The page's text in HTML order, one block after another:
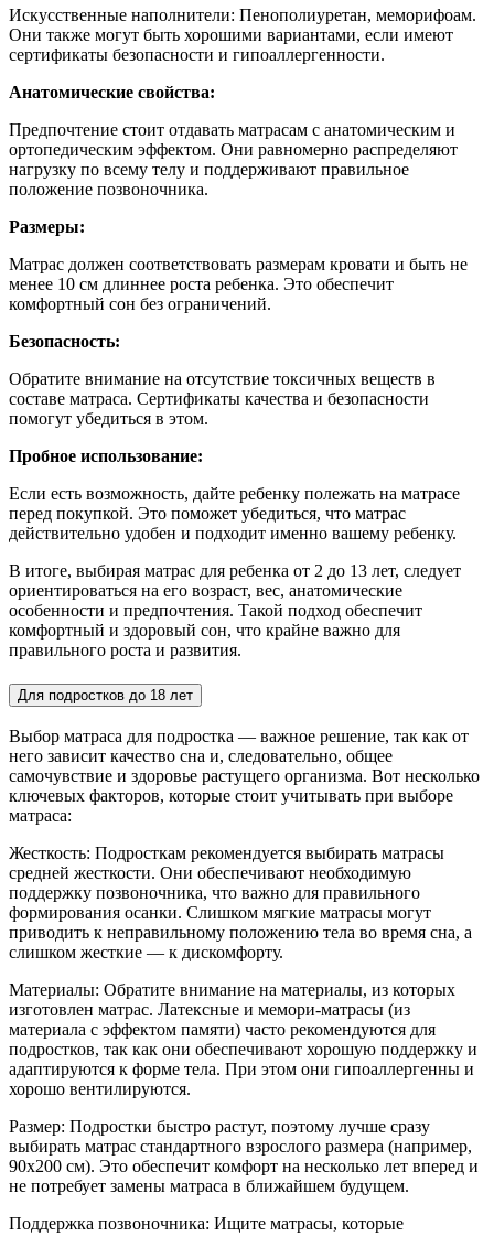
Искусственные наполнители: Пенополиуретан, меморифоам.
Они также могут быть хорошими вариантами, если имеют
сертификаты безопасности и гипоаллергенности.
Анатомические свойства:
Предпочтение стоит отдавать матрасам с анатомическим и
ортопедическим эффектом. Они равномерно распределяют
нагрузку по всему телу и поддерживают правильное
положение позвоночника.
Размеры:
Матрас должен соответствовать размерам кровати и быть не
менее 10 см длиннее роста ребенка. Это обеспечит
комфортный сон без ограничений.
Безопасность:
Обратите внимание на отсутствие токсичных веществ в
составе матраса. Сертификаты качества и безопасности
помогут убедиться в этом.
Пробное использование:
Если есть возможность, дайте ребенку полежать на матрасе
перед покупкой. Это поможет убедиться, что матрас
действительно удобен и подходит именно вашему ребенку.
В итоге, выбирая матрас для ребенка от 2 до 13 лет, следует
ориентироваться на его возраст, вес, анатомические
особенности и предпочтения. Такой подход обеспечит
комфортный и здоровый сон, что крайне важно для
правильного роста и развития.
Для подростков до 18 лет
Выбор матраса для подростка — важное решение, так как от
него зависит качество сна и, следовательно, общее
самочувствие и здоровье растущего организма. Вот несколько
ключевых факторов, которые стоит учитывать при выборе
матраса:
Жесткость: Подросткам рекомендуется выбирать матрасы
средней жесткости. Они обеспечивают необходимую
поддержку позвоночника, что важно для правильного
формирования осанки. Слишком мягкие матрасы могут
приводить к неправильному положению тела во время сна, а
слишком жесткие — к дискомфорту.
Материалы: Обратите внимание на материалы, из которых
изготовлен матрас. Латексные и мемори-матрасы (из
материала с эффектом памяти) часто рекомендуются для
подростков, так как они обеспечивают хорошую поддержку и
адаптируются к форме тела. При этом они гипоаллергенны и
хорошо вентилируются.
Размер: Подростки быстро растут, поэтому лучше сразу
выбирать матрас стандартного взрослого размера (например,
90x200 см). Это обеспечит комфорт на несколько лет вперед и
не потребует замены матраса в ближайшем будущем.
Поддержка позвоночника: Ищите матрасы, которые